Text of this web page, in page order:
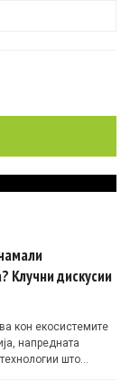
Клучни дискусии
кон екосистемите
напредната
што